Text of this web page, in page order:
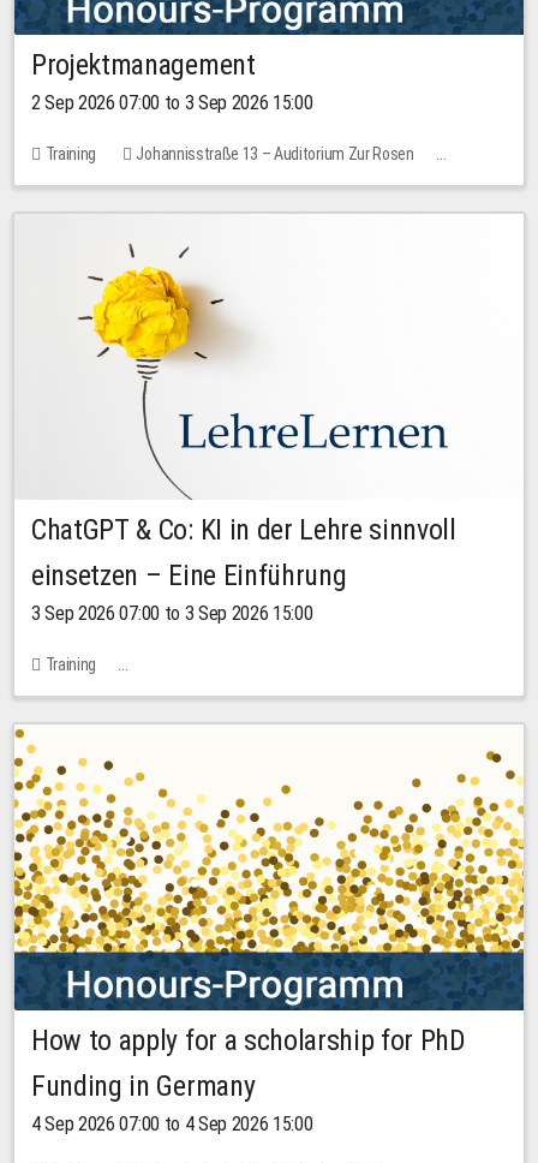
Projektmanagement
2 Sep 2026 07:00 to 3 Sep 2026 15:00
Training
Johannisstraße 13 – Auditorium Zur Rosen
1 place
ChatGPT & Co: KI in der Lehre sinnvoll
einsetzen – Eine Einführung
3 Sep 2026 07:00 to 3 Sep 2026 15:00
Training
Bachstraße 18k - SR 102 (Seminarraum Servicestelle LehreLernen)
How to apply for a scholarship for PhD
Funding in Germany
4 Sep 2026 07:00 to 4 Sep 2026 15:00